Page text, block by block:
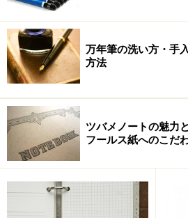
万年筆の洗い方・手
方法
ツバメノートの魅力
フールス紙へのこだ